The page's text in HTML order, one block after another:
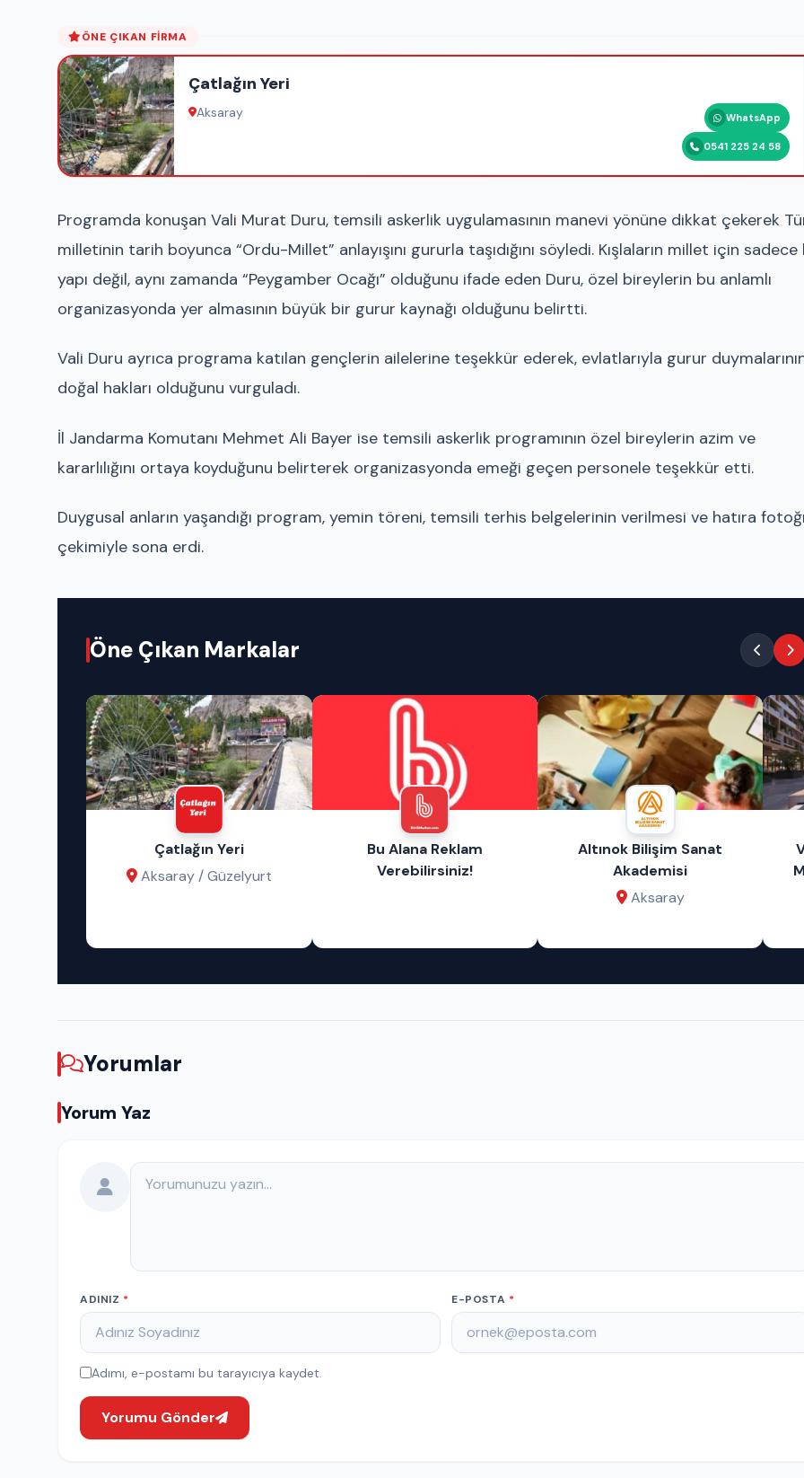
ÖNE ÇIKAN FIRMA
Çatlağın Yeri
Aksaray WhatsApp
0541 225 24 58
Programda konuşan Vali Murat Duru, temsili askerlik uygulamasının manevi yönüne dikkat çekerek
milletinin tarih boyunca “Ordu-Millet” anlayışını gururla taşıdığını söyledi. Kışlaların millet için sadece
yapı değil, aynı zamanda “Peygamber Ocağı” olduğunu ifade eden Duru, özel bireylerin bu anlamlı
organizasyonda yer almasının büyük bir gurur kaynağı olduğunu belirtti.
Vali Duru ayrıca programa katılan gençlerin ailelerine teşekkür ederek, evlatlarıyla gurur
doğal hakları olduğunu vurguladı.
İl Jandarma Komutanı Mehmet Ali Bayer ise temsili askerlik programının özel bireylerin azim ve
kararlılığını ortaya koyduğunu belirterek organizasyonda emeği geçen personele teşekkür etti.
Duygusal anların yaşandığı program, yemin töreni, temsili terhis belgelerinin verilmesi ve hatıra
çekimiyle sona erdi.
Öne Çıkan Markalar
Çatlağın Yeri
Aksaray / Güzelyurt
Bu Alana Reklam
Verebilirsiniz!
Altınok Bilişim Sanat
Akademisi
Aksaray
Yorumlar
Yorum Yaz
Yorumunuz
ADINIZ * E-POSTA *
Adımı, e-postamı bu tarayıcıya kaydet.
Yorumu Gönder